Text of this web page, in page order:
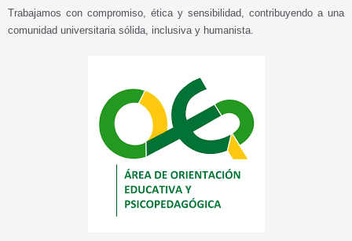
Trabajamos con compromiso, ética y sensibilidad, contribuyendo a una
comunidad universitaria sólida, inclusiva y humanista.